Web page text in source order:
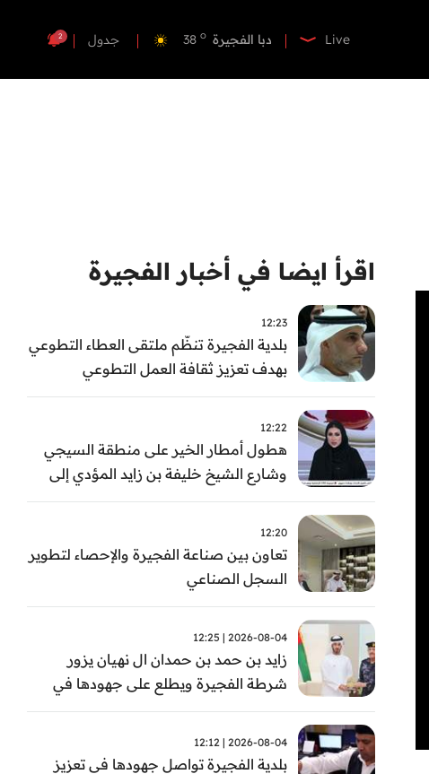
Live دبا الفجيرة 38 o جدول 2
اقرأ ايضا في أخبار الفجيرة
12:23
بلدية الفجيرة تنظّم ملتقى العطاء التطوعي
بهدف تعزيز ثقافة العمل التطوعي
12:22
هطول أمطار الخير على منطقة السيجي
وشارع الشيخ خليفة بن زايد المؤدي إلى
الفجيرة
12:20
تعاون بين صناعة الفجيرة والإحصاء لتطوير
السجل الصناعي
2026-08-04 | 12:25
زايد بن حمد بن حمدان ال نهيان يزور
شرطة الفجيرة ويطلع على جهودها في
مكافحة المخدرات
2026-08-04 | 12:12
بلدية الفجيرة تواصل جهودها في تعزيز